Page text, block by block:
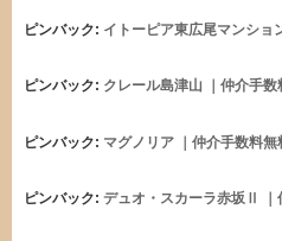
ピンバック: イトーピア東広尾マンショ
ピンバック: クレール島津山 ｜仲介手
ピンバック: マグノリア ｜仲介手数料
ピンバック: デュオ・スカーラ赤坂Ⅱ ｜